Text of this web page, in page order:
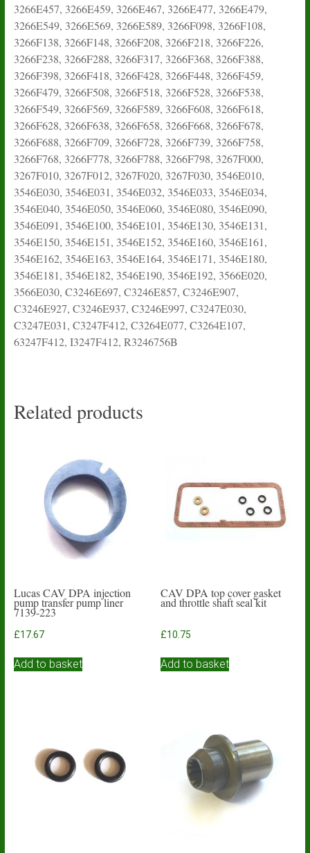
3266E457, 3266E459, 3266E467, 3266E477, 3266E479,
3266E549, 3266E569, 3266E589, 3266F098, 3266F108,
3266F138, 3266F148, 3266F208, 3266F218, 3266F226,
3266F238, 3266F288, 3266F317, 3266F368, 3266F388,
3266F398, 3266F418, 3266F428, 3266F448, 3266F459,
3266F479, 3266F508, 3266F518, 3266F528, 3266F538,
3266F549, 3266F569, 3266F589, 3266F608, 3266F618,
3266F628, 3266F638, 3266F658, 3266F668, 3266F678,
3266F688, 3266F709, 3266F728, 3266F739, 3266F758,
3266F768, 3266F778, 3266F788, 3266F798, 3267F000,
3267F010, 3267F012, 3267F020, 3267F030, 3546E010,
3546E030, 3546E031, 3546E032, 3546E033, 3546E034,
3546E040, 3546E050, 3546E060, 3546E080, 3546E090,
3546E091, 3546E100, 3546E101, 3546E130, 3546E131,
3546E150, 3546E151, 3546E152, 3546E160, 3546E161,
3546E162, 3546E163, 3546E164, 3546E171, 3546E180,
3546E181, 3546E182, 3546E190, 3546E192, 3566E020,
3566E030, C3246E697, C3246E857, C3246E907,
C3246E927, C3246E937, C3246E997, C3247E030,
C3247E031, C3247F412, C3264E077, C3264E107,
63247F412, I3247F412, R3246756B
Related products
Lucas CAV DPA injection
pump transfer pump liner
7139-223
£17.67
Add to basket
CAV DPA top cover gasket
and throttle shaft seal kit
£10.75
Add to basket